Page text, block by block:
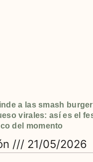
a las smash
virales: así es el
del momento
21/05/2026